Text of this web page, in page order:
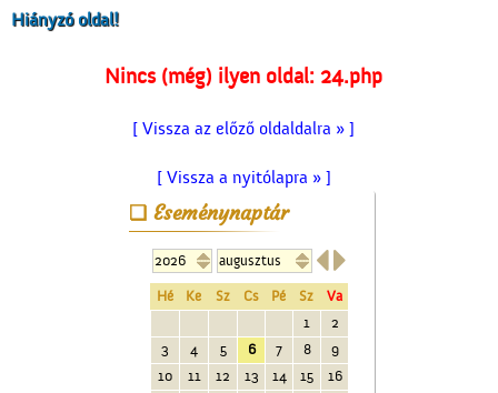
Hiányzó oldal!
Nincs (még) ilyen oldal: 24.php
[ Vissza az előző oldaldalra » ]
[ Vissza a nyitólapra » ]
Eseménynaptár

Hé Ke Sz Cs Pé Sz
Va
1
2
3
4 5 6 7 8
9
10
11 12 13 14 15
16